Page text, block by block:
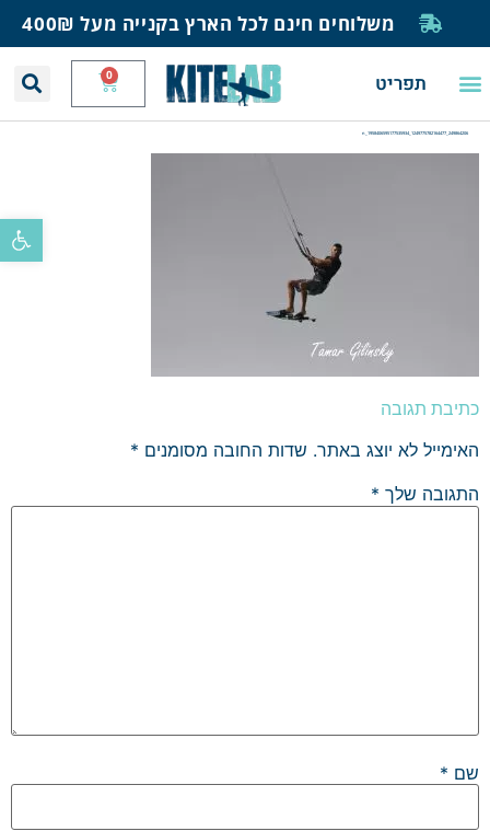
פתח
משלוחים חינם לכל הארץ בקנייה מעל 400₪
תפריט 0
249864206_1249775782164477_1958406595177535934_n
כתיבת תגובה
האימייל לא יוצג באתר. שדות החובה מסומנים *
התגובה שלך *
שם *